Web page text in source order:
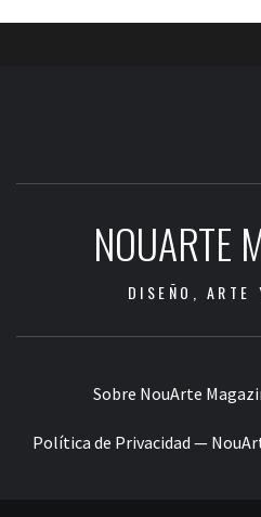
NOUARTE
DISEÑO, ARTE
Sobre NouArte
Política de Privacidad —